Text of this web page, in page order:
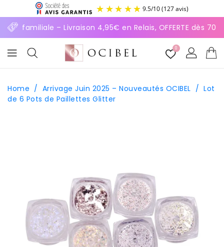
9.5/10
familiale – Livraison 4,95€ en Relais, OFFERTE dès 70€
0
Home / Arrivage Juin 2025 – Nouveautés OCIBEL / Lot
de 6 Pots de Paillettes Glitter